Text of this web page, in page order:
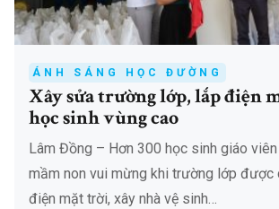
ÁNH SÁNG HỌC ĐƯỜNG
Xây sửa trường lớp, lắp điện
học sinh vùng cao
Lâm Đồng – Hơn 300 học sinh giáo
mầm non vui mừng khi trường lớp được
điện mặt trời, xây nhà vệ sinh…